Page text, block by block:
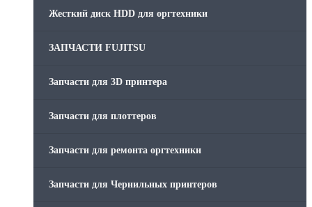
Жесткий диск HDD для оргтехники
ЗАПЧАСТИ FUJITSU
Запчасти для 3D принтера
Запчасти для плоттеров
Запчасти для ремонта оргтехники
Запчасти для Чернильных принтеров